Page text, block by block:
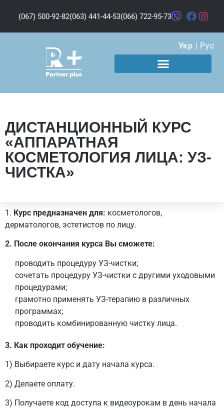
(067) 500-92-82(063) 441-44-53(066) 722-95-73
Укр | Рус
ДИСТАНЦИОННЫЙ КУРС
«АППАРАТНАЯ
КОСМЕТОЛОГИЯ ЛИЦА: УЗ-
ЧИСТКА»
1. Курс предназначен для: косметологов,
дерматологов, эстетистов по лицу.
2. После окончания курса Вы сможете:
проводить процедуру УЗ-чистки;
сочетать процедуру УЗ-чистки с другими уходовыми
процедурами;
грамотно применять УЗ-терапию в различных
программах;
проводить комбинированную чистку лица.
3. Как проходит обучение:
1) Выбираете курс и дату начала курса.
2) Делаете оплату.
3) Получаете код доступа к видеоурокам в день начала